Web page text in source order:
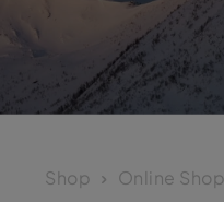
Shop Online Shop